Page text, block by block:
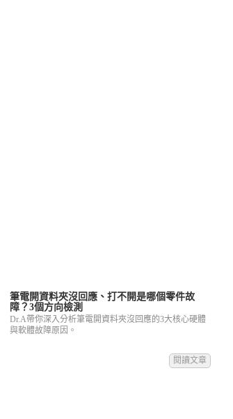
筆電開資料夾沒回應、打不開是哪個零件故
障？3個方向檢測
Dr.A帶你深入分析筆電開資料夾沒回應的3大核心硬體
與軟體故障原因。
閱讀文章